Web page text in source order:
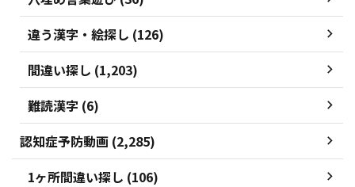
違う漢字・絵探し (126)
間違い探し (1,203)
難読漢字 (6)
認知症予防動画 (2,285)
1ヶ所間違い探し (106)